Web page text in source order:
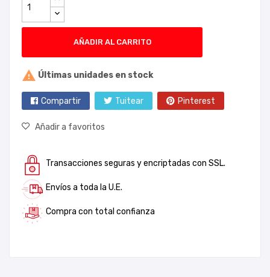
AÑADIR AL CARRITO
 Últimas unidades en stock
Compartir Tuitear Pinterest
Añadir a favoritos
Transacciones seguras y encriptadas con SSL.
Envíos a toda la U.E.
Compra con total confianza